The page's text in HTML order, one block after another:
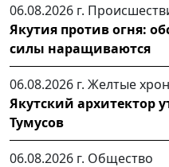
06.08.2026 г.
Якутия против огня:
силы наращиваются
06.08.2026 г. Желтые
Якутский архитектор
Тумусов
06.08.2026 г. Общество